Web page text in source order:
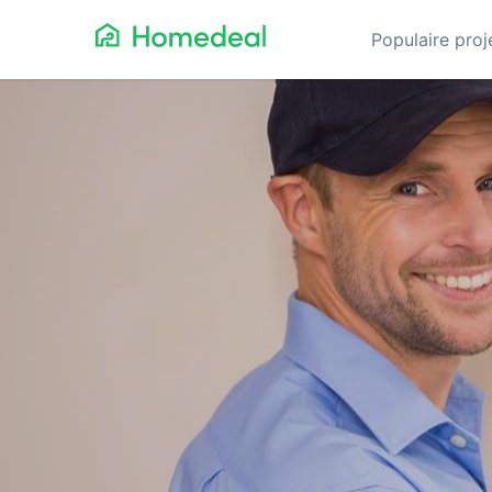
Populaire
Asbest verwijderen
Badkamerspecialist
Cv-ketel
Dakbedekking
Glas